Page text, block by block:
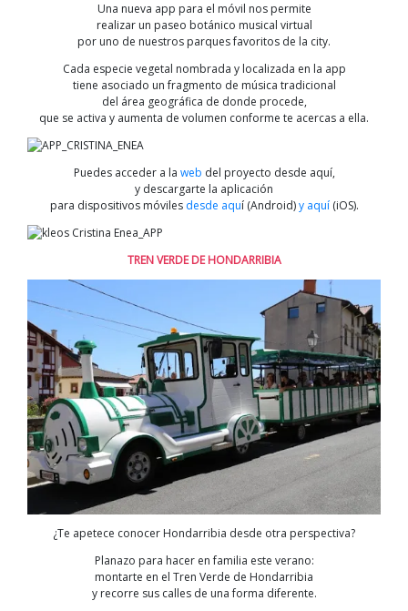
Una nueva app para el móvil nos permite
realizar un paseo botánico musical virtual
por uno de nuestros parques favoritos de la city.
Cada especie vegetal nombrada y localizada en la app
tiene asociado un fragmento de música tradicional
del área geográfica de donde procede,
que se activa y aumenta de volumen conforme te acercas a ella.
Puedes acceder a la web del proyecto desde aquí,
y descargarte la aplicación
para dispositivos móviles desde aquí (Android)y aquí(iOS).
TREN VERDE DE HONDARRIBIA
¿Te apetece conocer Hondarribia desde otra perspectiva?
Planazo para hacer en familia este verano:
montarte en el Tren Verde de Hondarribia
y recorre sus calles de una forma diferente.